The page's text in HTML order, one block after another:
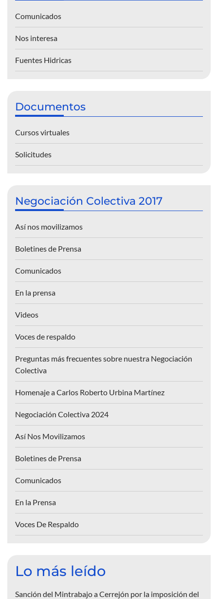
Comunicados
Nos interesa
Fuentes Hidricas
Documentos
Cursos virtuales
Solicitudes
Negociación Colectiva 2017
Así nos movilizamos
Boletines de Prensa
Comunicados
En la prensa
Videos
Voces de respaldo
Preguntas más frecuentes sobre nuestra Negociación
Colectiva
Homenaje a Carlos Roberto Urbina Martínez
Negociación Colectiva 2024
Así Nos Movilizamos
Boletines de Prensa
Comunicados
En la Prensa
Voces De Respaldo
Lo más leído
Sanción del Mintrabajo a Cerrejón por la imposición del